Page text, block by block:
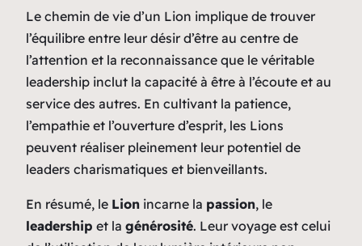
Le chemin de vie d’un Lion implique de trouver
l’équilibre entre leur désir d’être au centre de
l’attention et la reconnaissance que le véritable
leadership inclut la capacité à être à l’écoute et au
service des autres. En cultivant la patience,
l’empathie et l’ouverture d’esprit, les Lions
peuvent réaliser pleinement leur potentiel de
leaders charismatiques et bienveillants.
En résumé, le Lion incarne la passion, le
leadership et la générosité. Leur voyage est celui